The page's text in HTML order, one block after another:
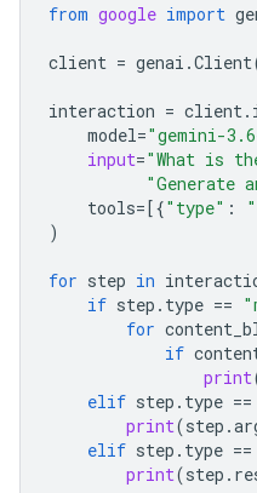
from google import
client = genai .Client
interaction = client.
model="gemini-
input="What is
"Generate
tools=[{"type" :
)
for step in
if step . type ==
for
if
print
elif step . type ==
print(step .
elif step . type ==
print(step .